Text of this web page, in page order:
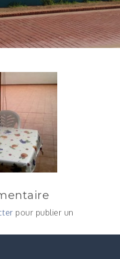
pour publier un